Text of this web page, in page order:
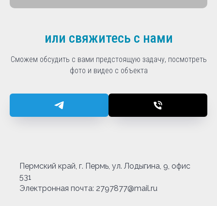
или свяжитесь с нами
Сможем обсудить с вами предстоящую задачу, посмотреть
фото и видео с объекта
Пермский край, г. Пермь, ул. Лодыгина, 9, офис
531
Электронная почта: 2797877@mail.ru